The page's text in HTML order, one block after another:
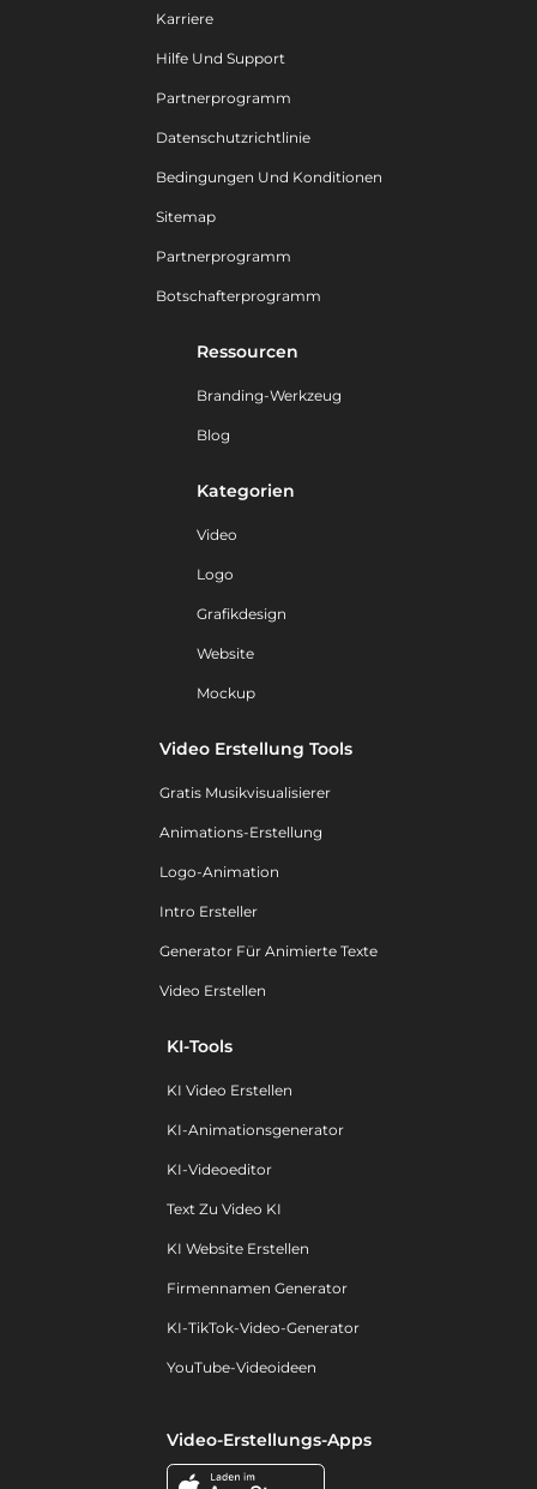
Karriere
Hilfe Und Support
Partnerprogramm
Datenschutzrichtlinie
Bedingungen Und Konditionen
Sitemap
Partnerprogramm
Botschafterprogramm
Ressourcen
Branding-Werkzeug
Blog
Kategorien
Video
Logo
Grafikdesign
Website
Mockup
Video Erstellung Tools
Gratis Musikvisualisierer
Animations-Erstellung
Logo-Animation
Intro Ersteller
Generator Für Animierte Texte
Video Erstellen
KI-Tools
KI Video Erstellen
KI-Animationsgenerator
KI-Videoeditor
Text Zu Video KI
KI Website Erstellen
Firmennamen Generator
KI-TikTok-Video-Generator
YouTube-Videoideen
Video-Erstellungs-Apps